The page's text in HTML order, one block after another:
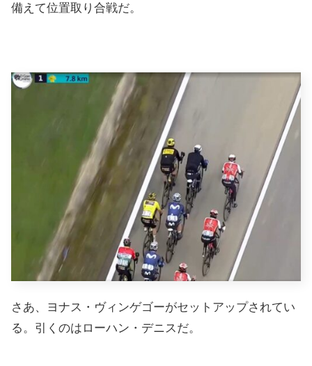
備えて位置取り合戦だ。
さあ、ヨナス・ヴィンゲゴーがセットアップされてい
る。引くのはローハン・デニスだ。